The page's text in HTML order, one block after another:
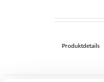
Produktdetails